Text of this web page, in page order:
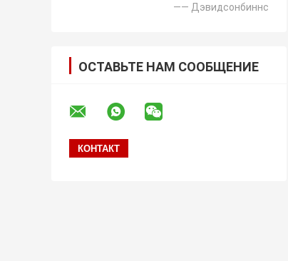
—— Дэвидсонбиннс
ОСТАВЬТЕ НАМ СООБЩЕНИЕ